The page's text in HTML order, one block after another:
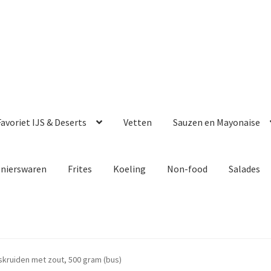
IJS & Deserts Vetten Sauzen en Mayonaise
Frites Koeling Non-food Salades
met zout, 500 gram (bus)